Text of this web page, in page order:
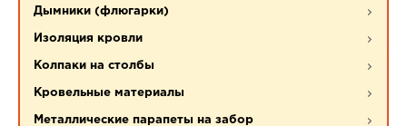
Дымники (флюгарки)
Изоляция кровли
Колпаки на столбы
Кровельные материалы
Металлические парапеты на забор